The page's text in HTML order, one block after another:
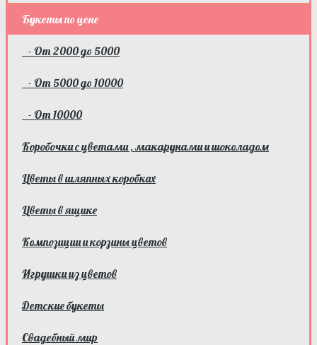
Букеты по цене
- От 2000 до 5000
- От 5000 до 10000
- От 10000
Коробочки с цветами , макарунами и шоколадом
Цветы в шляпных коробках
Цветы в ящике
Композиции и корзины цветов
Игрушки из цветов
Детские букеты
Свадебный мир